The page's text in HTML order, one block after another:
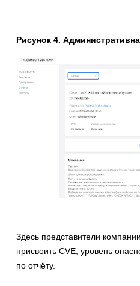
Рисунок 4.
Здесь представители
присвоить CVE, уровень
по отчёту.